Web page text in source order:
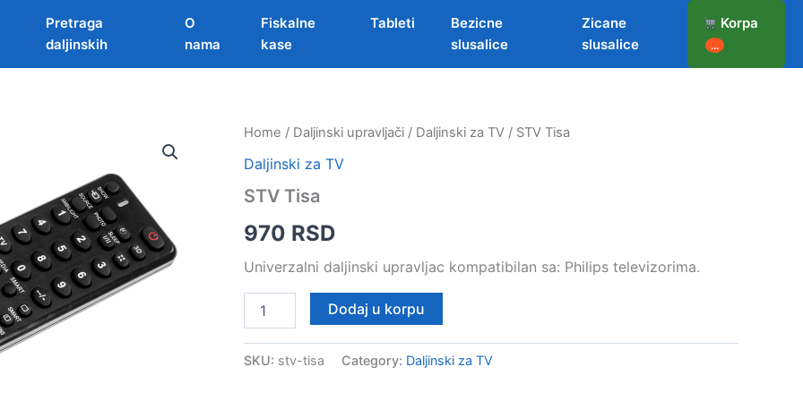
Pretraga
daljinskih
O
nama
Fiskalne
kase
Tableti
Bezicne
slusalice
Zicane
slusalice
Korpa
...
Home / Daljinski upravljači / Daljinski za TV / STV Tisa
Daljinski za TV
STV Tisa
970 RSD
Univerzalni daljinski upravljac kompatibilan sa: Philips televizorima.
Tisa
Dodaj u korpu
SKU: stv-tisa Category: Daljinski za TV